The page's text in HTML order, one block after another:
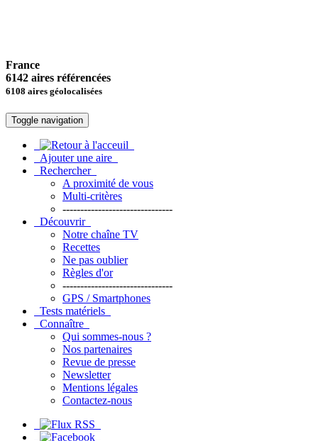
France
6142 aires référencées
6108 aires géolocalisées
Toggle navigation
Ajouter une aire
Rechercher
A proximité de vous
Multi-critères
-------------------------------
Découvrir
Notre chaîne TV
Recettes
Ne pas oublier
Règles d'or
-------------------------------
GPS / Smartphones
Tests matériels
Connaître
Qui sommes-nous ?
Nos partenaires
Revue de presse
Newsletter
Mentions légales
Contactez-nous